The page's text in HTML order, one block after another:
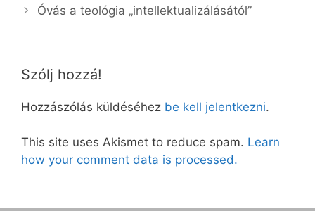
Óvás a teológia „intellektualizálásától”
Szólj hozzá!
Hozzászólás küldéséhez be kell jelentkezni.
This site uses Akismet to reduce spam. Learn
how your comment data is processed.